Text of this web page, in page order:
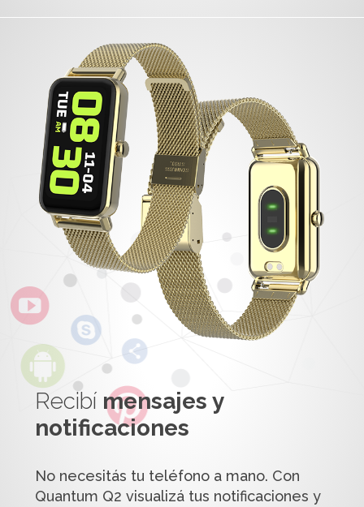
Recibí mensajes y
notificaciones
No necesitás tu teléfono a mano. Con
Quantum Q2 visualizá tus notificaciones y